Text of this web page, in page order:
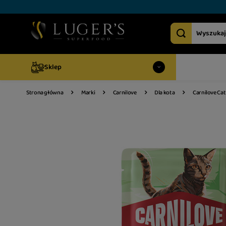
Sklep
Strona główna Marki Carnilove Dla kota Carnilove